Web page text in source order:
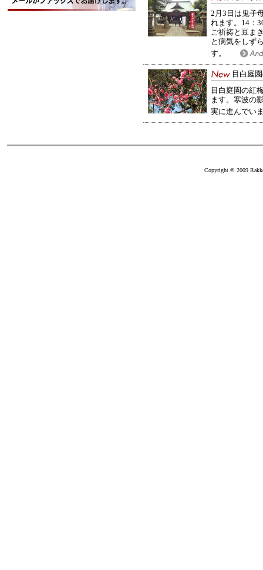
2月3日は鬼子
れます。14：
ご祈祷と豆ま
と病気をしず
す。
目白庭
目白庭園の紅
ます。寒波の
実に進んでい
Copyright © 2009